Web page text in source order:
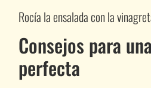
Rocía la ensalada con la
Consejos para
perfecta